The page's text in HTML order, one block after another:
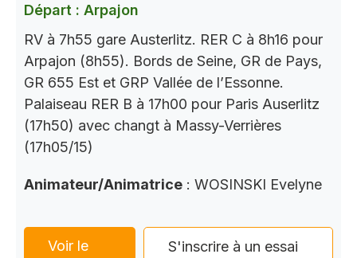
Départ : Arpajon
RV à 7h55 gare Austerlitz. RER C à 8h16 pour
Arpajon (8h55). Bords de Seine, GR de Pays,
GR 655 Est et GRP Vallée de l’Essonne.
Palaiseau RER B à 17h00 pour Paris Auserlitz
(17h50) avec changt à Massy-Verrières
(17h05/15)
Animateur/Animatrice : WOSINSKI Evelyne
Voir le
S'inscrire à un essai